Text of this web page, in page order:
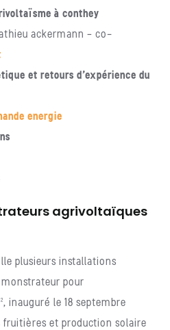
à conthey
ackermann – co-
et retours d’expérience du
energie
agrivoltaïques
plusieurs installations
pour
inauguré le 18 septembre
et production solaire